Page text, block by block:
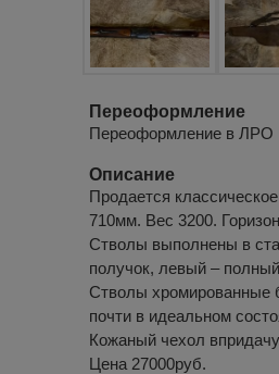
Переоформление
Переоформление в ЛРО
Описание
Продается
710мм. Вес 3200.
Стволы выполнены в
получок, левый –
Стволы хромированные
почти в идеальном
Кожаный чехол
Цена 27000руб.